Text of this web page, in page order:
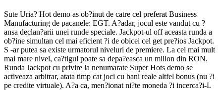
Sute Uria? Hot demo as ob?inut de catre cel preferat Business
Manufacturing de pacanele: EGT. A?adar, jocul este vandut cu ?
ansa declan?arii unei runde speciale. Jackpot-ul off aceasta runda a
ob?ine simultan cel mai eficient ?i de obicei cel get pre?ios Jackpot.
S -ar putea sa existe urmatorul niveluri de premiere. La cel mai mult
mai mare nivel, ca?tigul poate sa depa?easca un milion din RON.
Runda Jackpot cu privire la nenumarate Super Hots demo se
activeaza arbitrar, atata timp cat joci cu bani reale altfel bonus (nu ?i
pe credite virtuale). A?a ca, men?ionat ni?te moneda ?i incerca?i-L